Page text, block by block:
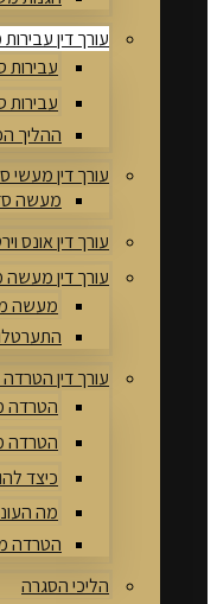
עורך דין עבירות
עבירות
עבירות
ההליך
עורך דין מעשי
מעשה
עורך דין אונס
עורך דין מעשה
מעשה
עורך דין הטרדה
הטרדה
הטרדה
כיצד
מה
הטרדה
הליכי הסגרה